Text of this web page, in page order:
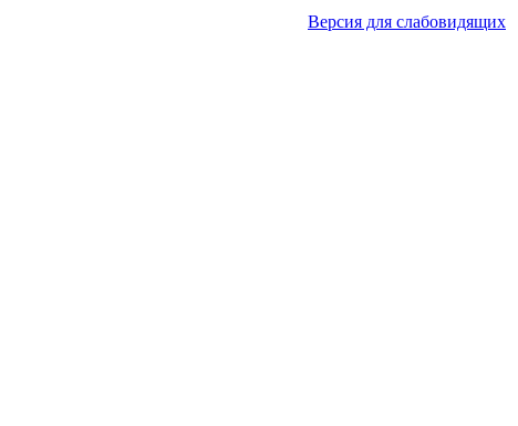
Версия для слабовидящих